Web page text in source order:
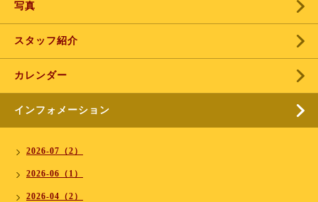
写真
スタッフ紹介
カレンダー
インフォメーション
2026-07（2）
2026-06（1）
2026-04（2）